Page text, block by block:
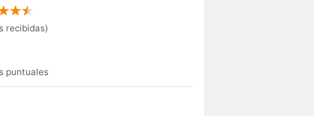
recibidas)
puntuales